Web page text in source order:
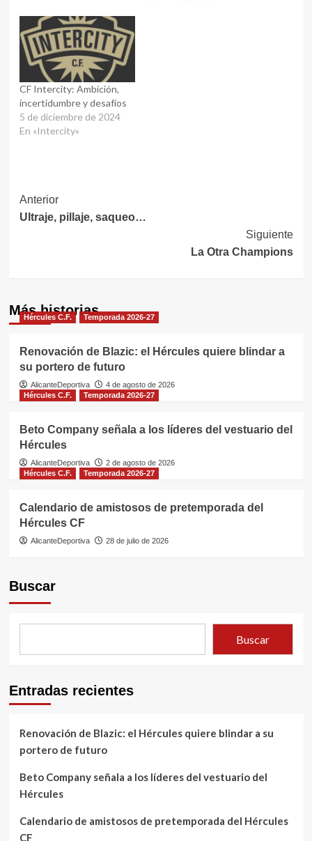
CF Intercity: Ambición,
incertidumbre y desafíos
5 de diciembre de 2024
En «Intercity»
Navegación
de
Anterior
Ultraje, pillaje, saqueo…
Siguiente
La Otra Champions
Más historias
Hércules C.F. Temporada 2026-27
Renovación de Blazic: el Hércules quiere blindar a
su portero de futuro
AlicanteDeportiva
4 de agosto de 2026
Hércules C.F.
Temporada 2026-27
Beto Company señala a los líderes del vestuario del
Hércules
AlicanteDeportiva
2 de agosto de 2026
Hércules C.F.
Temporada 2026-27
Calendario de amistosos de pretemporada del
Hércules CF
AlicanteDeportiva 28 de julio de 2026
Buscar
Buscar
Entradas recientes
Renovación de Blazic: el Hércules quiere blindar a su
portero de futuro
Beto Company señala a los líderes del vestuario del
Hércules
Calendario de amistosos de pretemporada del Hércules
CF